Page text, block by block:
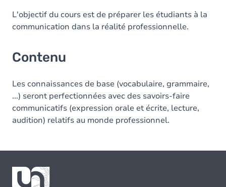
L'objectif du cours est de préparer les étudiants à la
communication dans la réalité professionnelle.
Contenu
Les connaissances de base (vocabulaire, grammaire,
...) seront perfectionnées avec des savoirs-faire
communicatifs (expression orale et écrite, lecture,
audition) relatifs au monde professionnel.